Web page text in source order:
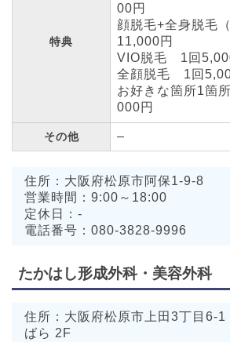
特典
00円
顔脱毛+全身脱毛
11,000円
VIO脱毛 1回
全顔脱毛 1回
お好きな箇所1箇
000円
その他 –
住所：大阪府松原市阿保1-9-8
営業時間：9:00～18:00
定休日：-
電話番号：080-3828-9996
たかはし形成外科・美容外科
住所：大阪府松原市上田3丁目6-1
ばら 2F